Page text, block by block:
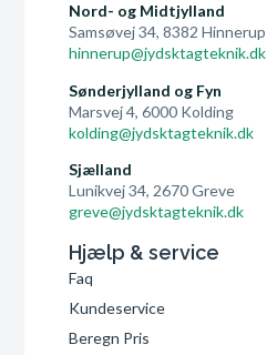
Nord- og Midtjylland
Samsøvej 34, 8382 Hinnerup
hinnerup@jydsktagteknik.dk
Sønderjylland og Fyn
Marsvej 4, 6000 Kolding
kolding@jydsktagteknik.dk
Sjælland
Lunikvej 34, 2670 Greve
greve@jydsktagteknik.dk
Hjælp & service
Faq
Kundeservice
Beregn Pris